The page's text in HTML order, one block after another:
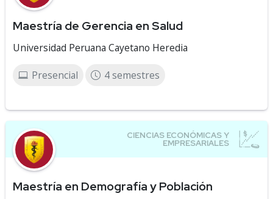
Maestría de Gerencia en Salud
Universidad Peruana Cayetano Heredia
Presencial 4 semestres
Maestría en Demografía y Población